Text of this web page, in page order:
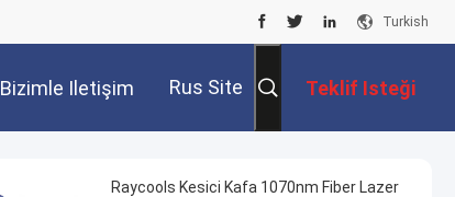
Turkish
Bizimle Iletişim
Kur
Rus Site Teklif Isteği
Raycools Kesici Kafa 1070nm Fiber Lazer